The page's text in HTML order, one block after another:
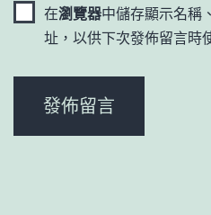
在瀏覽器中儲存顯示名稱
址，以供下次發佈留言時